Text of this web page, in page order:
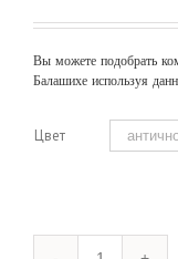
Вы можете подобрать
Балашихе используя
Цвет